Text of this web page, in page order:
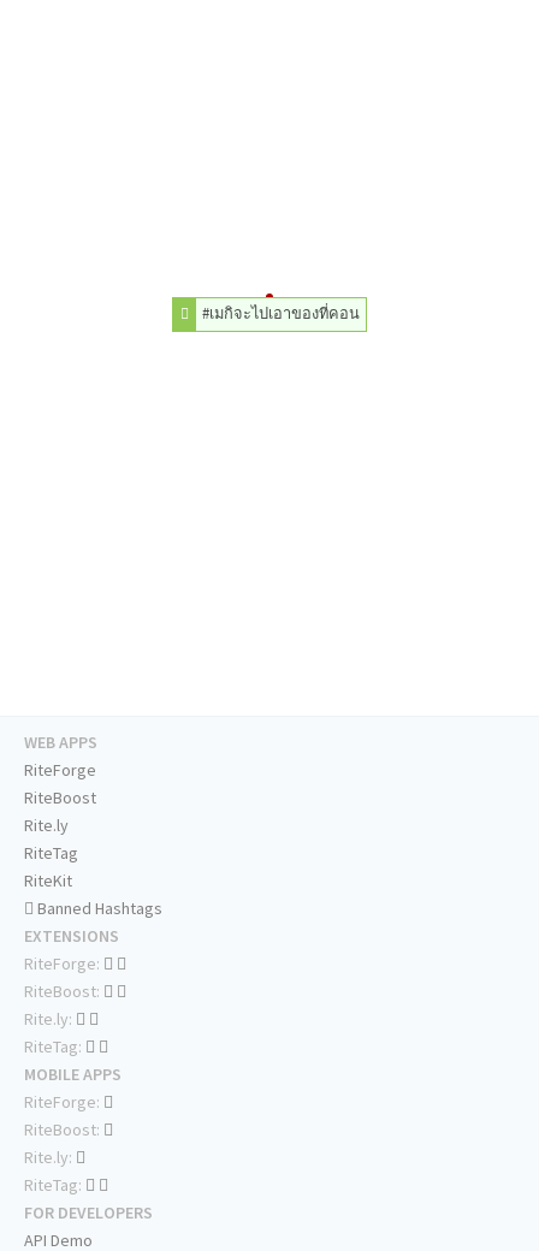
#เมกิจะไปเอาของที่คอน
WEB APPS
RiteForge
RiteBoost
Rite.ly
RiteTag
RiteKit
Banned Hashtags
EXTENSIONS
RiteForge:
RiteBoost:
Rite.ly:
RiteTag:
MOBILE APPS
RiteForge:
RiteBoost:
Rite.ly:
RiteTag:
FOR DEVELOPERS
API Demo